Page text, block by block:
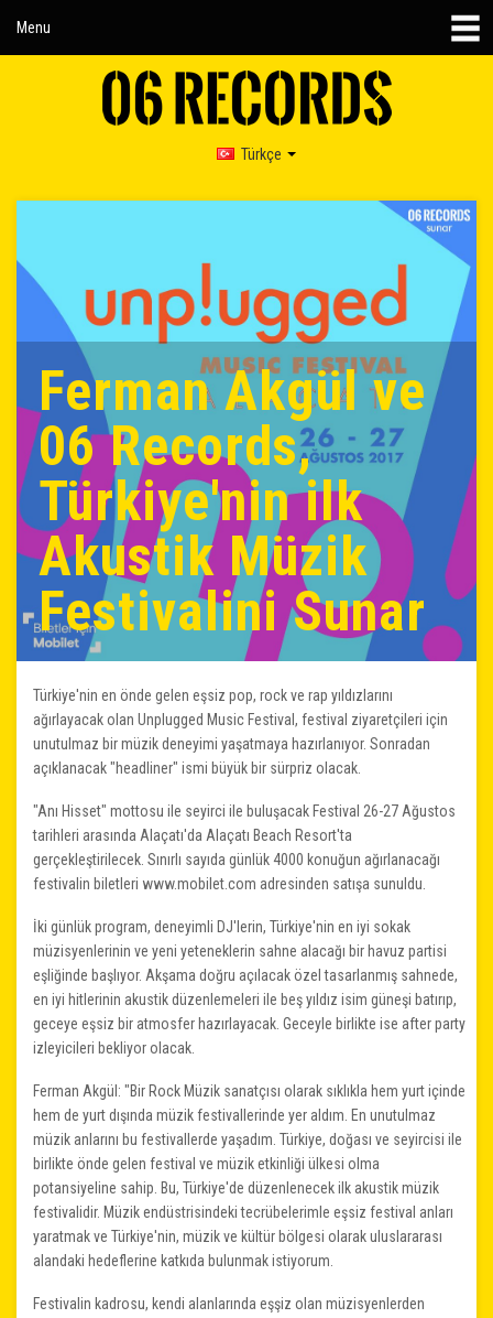
Menu
Türkçe
Ferman Akgül ve
06 Records,
Türkiye'nin ilk
Akustik Müzik
Festivalini Sunar
Türkiye'nin en önde gelen eşsiz pop, rock ve rap yıldızlarını
ağırlayacak olan Unplugged Music Festival, festival ziyaretçileri için
unutulmaz bir müzik deneyimi yaşatmaya hazırlanıyor. Sonradan
açıklanacak "headliner" ismi büyük bir sürpriz olacak.
"Anı Hisset" mottosu ile seyirci ile buluşacak Festival 26-27 Ağustos
tarihleri ​​arasında Alaçatı'da Alaçatı Beach Resort'ta
gerçekleştirilecek. Sınırlı sayıda günlük 4000 konuğun ağırlanacağı
festivalin biletleri www.mobilet.com adresinden satışa sunuldu.
İki günlük program, deneyimli DJ'lerin, Türkiye'nin en iyi sokak
müzisyenlerinin ve yeni yeteneklerin sahne alacağı bir havuz partisi
eşliğinde başlıyor. Akşama doğru açılacak özel tasarlanmış sahnede,
en iyi hitlerinin akustik düzenlemeleri ile beş yıldız isim güneşi batırıp,
geceye eşsiz bir atmosfer hazırlayacak. Geceyle birlikte ise after party
izleyicileri bekliyor olacak.
Ferman Akgül: "Bir Rock Müzik sanatçısı olarak sıklıkla hem yurt içinde
hem de yurt dışında müzik festivallerinde yer aldım. En unutulmaz
müzik anlarını bu festivallerde yaşadım. Türkiye, doğası ve seyircisi ile
birlikte önde gelen festival ve müzik etkinliği ülkesi olma
potansiyeline sahip. Bu, Türkiye'de düzenlenecek ilk akustik müzik
festivalidir. Müzik endüstrisindeki tecrübelerimle eşsiz festival anları
yaratmak ve Türkiye'nin, müzik ve kültür bölgesi olarak uluslararası
alandaki hedeflerine katkıda bulunmak istiyorum.
Festivalin kadrosu, kendi alanlarında eşşiz olan müzisyenlerden